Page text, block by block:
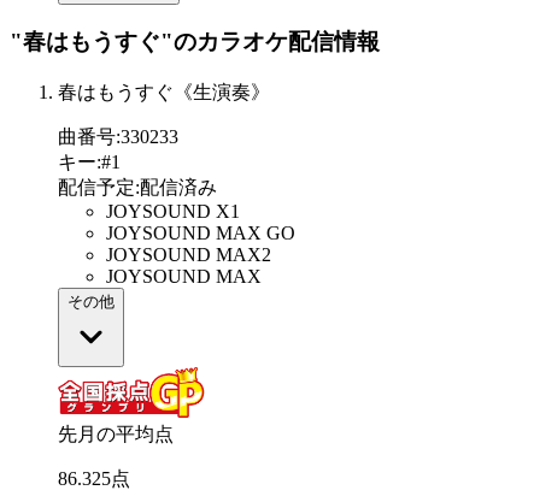
"春はもうすぐ"のカラオケ配信情報
春はもうすぐ《生演奏》
曲番号:330233
キー:#1
配信予定:配信済み
JOYSOUND X1
JOYSOUND MAX GO
JOYSOUND MAX2
JOYSOUND MAX
その他
先月の平均点
86.325点